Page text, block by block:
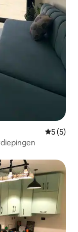
5 (5)